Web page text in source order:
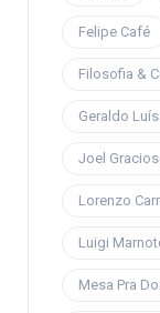
Felipe Café
Filosofia &
Geraldo
Joel
Lorenzo
Luigi
Mesa Pra